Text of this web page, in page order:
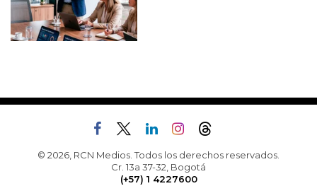
© 2026, RCN Medios. Todos los derechos reservados.
Cr. 13a 37-32, Bogotá
(+57) 1 4227600